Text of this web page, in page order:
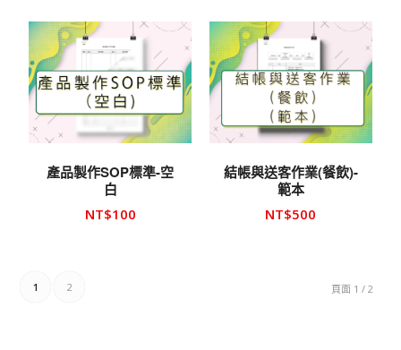
產品製作SOP標準-空
白
NT$100
結帳與送客作業(餐飲)-
範本
NT$500
頁面 1 / 2
1 2